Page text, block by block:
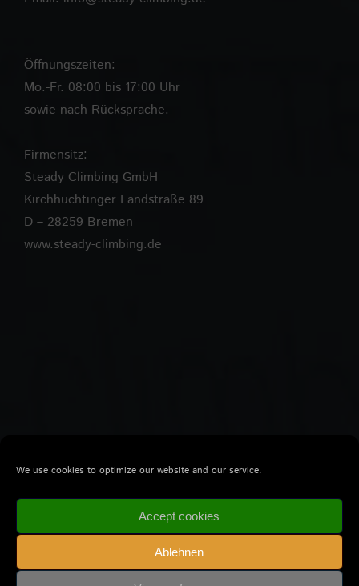
We use cookies to optimize our website and our service.
Accept cookies
Ablehnen
Öffnungszeiten:
Mo.-Fr. 08:00 bis 17:00 Uhr
sowie nach Rücksprache.
Firmensitz:
Steady Climbing GmbH
Kirchhuchtinger Landstraße 89
D – 28259 Bremen
www.steady-climbing.de
© Copyright 2010 -2026 Steady Climbing GmbH |AGB